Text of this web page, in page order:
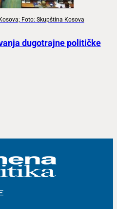
Foto: Skupština Kosova
dugotrajne političke